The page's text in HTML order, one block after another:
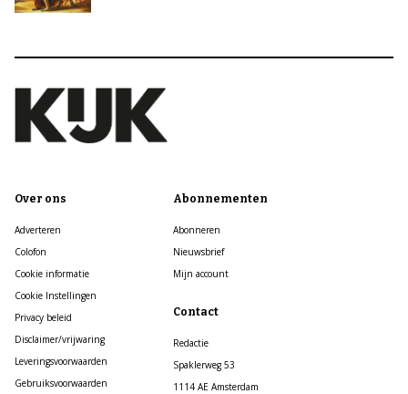
Over ons
Adverteren
Colofon
Cookie informatie
Cookie Instellingen
Privacy beleid
Disclaimer/vrijwaring
Leveringsvoorwaarden
Gebruiksvoorwaarden
Abonnementen
Abonneren
Nieuwsbrief
Mijn account
Contact
Redactie
Spaklerweg 53
1114 AE Amsterdam